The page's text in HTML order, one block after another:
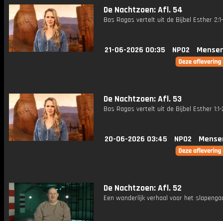
De Nachtzoen: Afl. 54
Bas Ragas vertelt uit de Bijbel Esther
21-06-2026 00:35 NPO2
De Nachtzoen: Afl. 53
Bas Ragas vertelt uit de Bijbel Esther 1:1-
20-06-2026 03:45 NPO2
De Nachtzoen: Afl. 52
Een wonderlijk verhaal voor het